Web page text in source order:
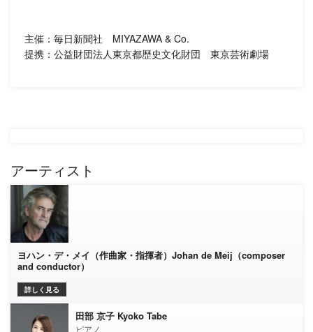
主催：毎日新聞社 MIYAZAWA & Co.
提携：公益財団法人東京都歴史文化財団 東京芸術劇場
アーティスト
ヨハン・デ・メイ（作曲家・指揮者）Johan de Meij（composer
and conductor）
詳しく見る
田部 京子 Kyoko Tabe
ピアノ